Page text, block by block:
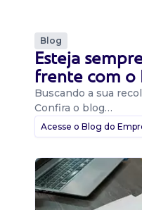
Blog
Esteja
frente com o
Buscando a sua
Confira o blog…
Acesse o Blog do